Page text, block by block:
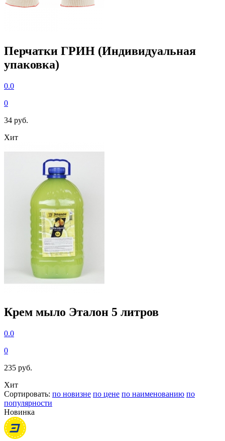
Перчатки ГРИН (Индивидуальная
упаковка)
0.0
0
34 руб.
Хит
Крем мыло Эталон 5 литров
0.0
0
235 руб.
Хит
Сортировать: по новизне по цене по наименованию по
популярности
Новинка